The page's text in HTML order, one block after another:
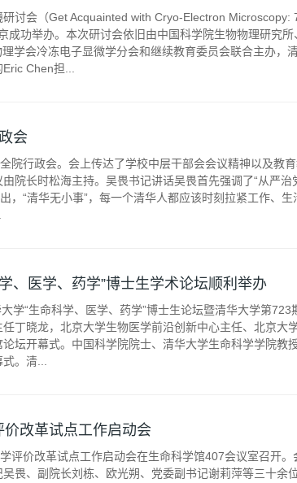
讨会（Get Acquainted with Cryo-Electron
成功举办。本次研讨会依旧由中国科学院生物物理研究
理学会冷冻电子显微学分会和继续教育委员会联合主办，
Chen担...
会
院行政会。会上传达了学校中层干部会会议精神以及教
院长时松海主持。吴畏书记讲话吴畏首先强调了“从严
，“清华无小事”，每一个清华人都应该时刻拉紧工作、
、医学、药学”博士生学术论坛顺利举办
学“生命科学、医学、药学”博士生论坛暨清华大学第
丁晓龙，北京大学生物医学前沿创新中心主任、北京大
坛开幕式。中国科学院院士、清华大学生命科学学院教
。清...
改革试点工作启动会
评价改革试点工作启动会在生命科学馆407会议室召开。
畏、副院长刘栋、欧光朔、党委副书记谢莉萍等三十余